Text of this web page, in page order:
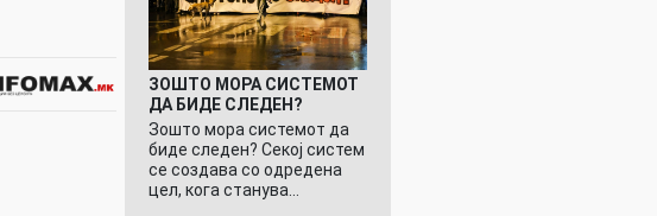
ЗОШТО МОРА СИСТЕМОТ
ДА БИДЕ СЛЕДЕН?
Зошто мора системот да
биде следен? Секој систем
се создава со одредена
цел, кога станува…